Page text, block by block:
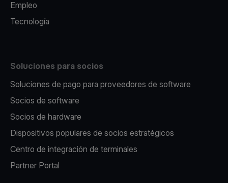
Empleo
Tecnología
Soluciones para socios
Soluciones de pago para proveedores de software
Socios de software
Socios de hardware
Dispositivos populares de socios estratégicos
Centro de integración de terminales
Partner Portal